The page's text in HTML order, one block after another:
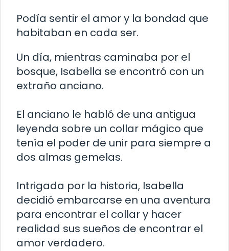
Podía sentir el amor y la bondad que
habitaban en cada ser.
Un día, mientras caminaba por el
bosque, Isabella se encontró con un
extraño anciano.
El anciano le habló de una antigua
leyenda sobre un collar mágico que
tenía el poder de unir para siempre a
dos almas gemelas.
Intrigada por la historia, Isabella
decidió embarcarse en una aventura
para encontrar el collar y hacer
realidad sus sueños de encontrar el
amor verdadero.